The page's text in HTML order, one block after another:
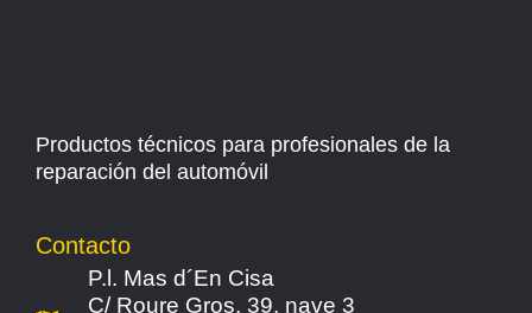
Productos técnicos para profesionales de la
reparación del automóvil
Contacto
P.l. Mas d´En Cisa
C/ Roure Gros, 39, nave 3